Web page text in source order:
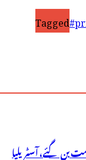
Tagged
بن گئے، آسٹریلیا